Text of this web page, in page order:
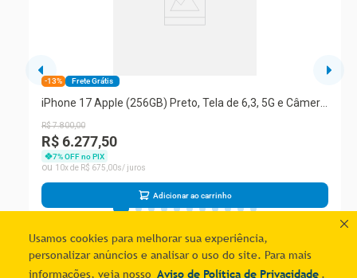
Usamos cookies para melhorar sua experiência,
personalizar anúncios e analisar o uso do site. Para mais
informações, veja nosso Aviso de Política de Privacidade .
-13% Frete Grátis
iPhone 17 Apple (256GB) Preto, Tela de 6,3, 5G e Câmera
de 48MP
R$7.800,00
R$ 6.277,50
7% OFF no PIX
10
R$ 675 00
Adicionar ao carrinho